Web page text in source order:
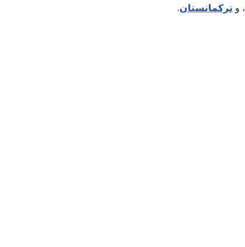
، و تركمانستان.